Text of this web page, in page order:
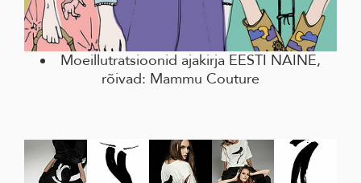
Moeillutratsioonid ajakirja EESTI NAINE,
rõivad: Mammu Couture